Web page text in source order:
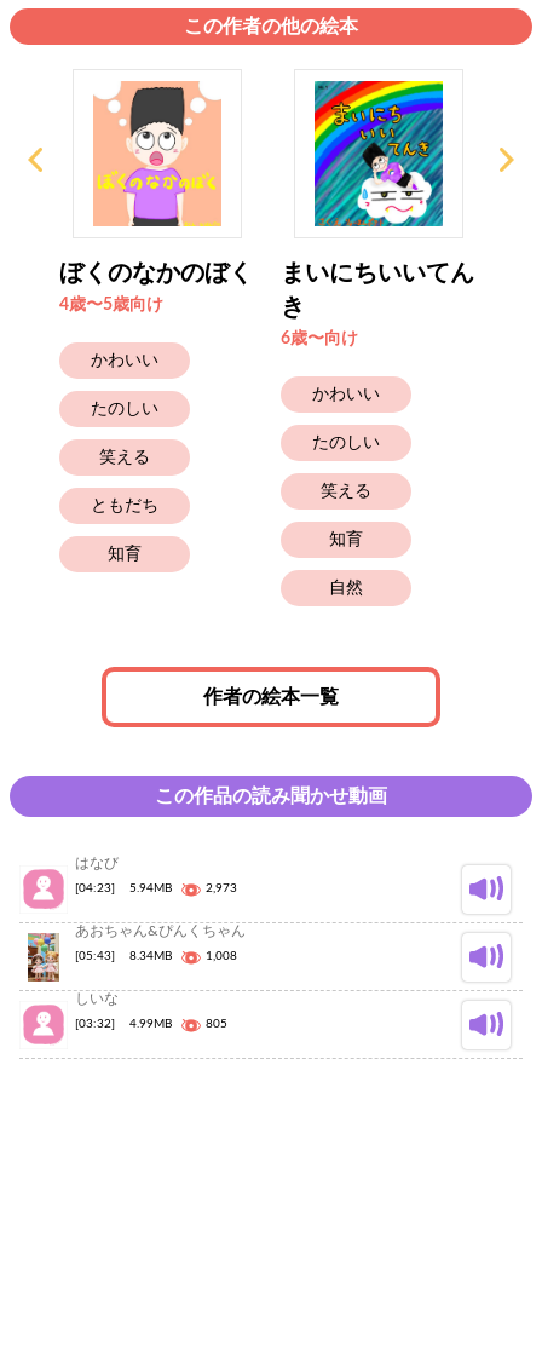
この作者の他の絵本
ぼくのなかのぼく
4歳〜5歳向け
かわいい
たのしい
笑える
ともだち
知育
まいにちいいてん
き
6歳〜向け
かわいい
たのしい
笑える
知育
自然
作者の絵本一覧
この作品の読み聞かせ動画
はなび
[04:23] 5.94MB 2,973
あおちゃん&ぴんくちゃん
[05:43] 8.34MB 1,008
しいな
[03:32] 4.99MB 805